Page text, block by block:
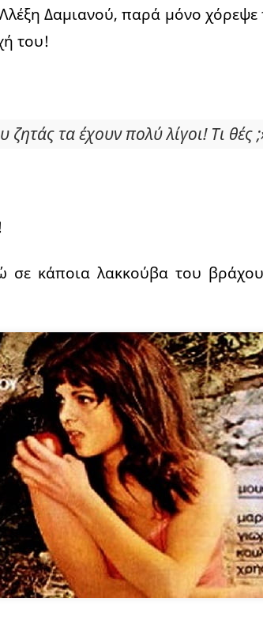
Δαμιανού, παρά μόνο χόρεψε
του!
τα έχουν πολύ λίγοι! Τι θές
κάποια λακκούβα του